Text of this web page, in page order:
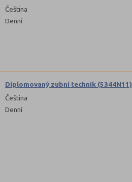
Čeština
Denní
Diplomovaný zubní technik (5344N11)
Čeština
Denní